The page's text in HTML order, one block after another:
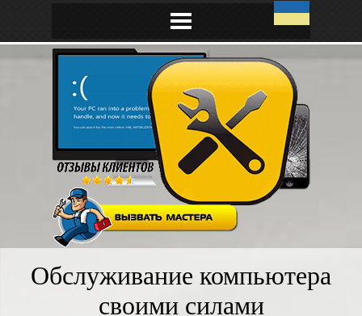
Обслуживание компьютера
своими силами